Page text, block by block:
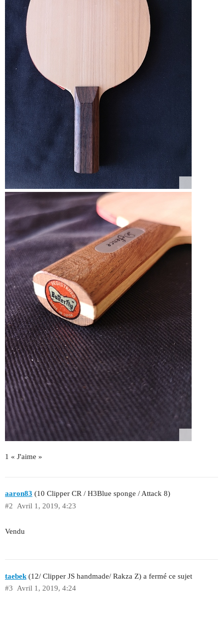
1 « J'aime »
aaron83 (10 Clipper CR / H3Blue sponge / Attack 8)
Avril 1, 2019, 4:23
#2
Vendu
taebek (12/ Clipper JS handmade/ Rakza Z) a fermé ce sujet
Avril 1, 2019, 4:24
#3